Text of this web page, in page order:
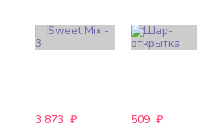
3 873 ₽
509 ₽